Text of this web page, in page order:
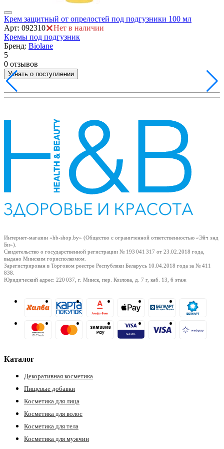
Крем защитный от опрелостей под подгузники 100 мл
Арт: 092310
Нет в наличии
Кремы под подгузник
Бренд: Biolane
5
0 отзывов
Узнать о поступлении
Интернет-магазин «hb-shop.by» (Общество с ограниченной ответственностью «Эйч энд
Би»).
Свидетельство о государственной регистрации № 193 041 317 от 23.02.2018 года,
выдано Минским горисполкомом.
Зарегистрирован в Торговом реестре Республики Беларусь 10.04.2018 года за № 411
838.
Юридический адрес: 220 037, г. Минск, пер. Козлова, д. 7 г, каб. 13, 6 этаж
Каталог
Декоративная косметика
Пищевые добавки
Косметика для лица
Косметика для волос
Косметика для тела
Косметика для мужчин